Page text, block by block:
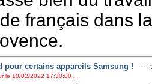
français dans
pour certains appareils Samsung ! -
le 10/02/2022 17:30:00 ...